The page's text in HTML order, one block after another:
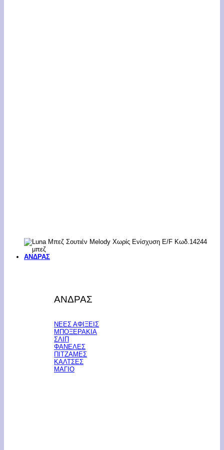
ΑΝΔΡΑΣ
ΑΝΔΡΑΣ
ΝΕΕΣ ΑΦΙΞΕΙΣ
ΜΠΟΞΕΡΑΚΙΑ
ΣΛΙΠ
ΦΑΝΕΛΕΣ
ΠΙΤΖΑΜΕΣ
ΚΑΛΤΣΕΣ
ΜΑΓΙΟ